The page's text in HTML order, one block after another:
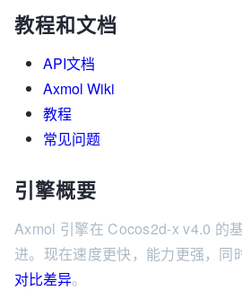
教程和文档
API文档
Axmol Wiki
教程
常见问题
引擎概要
Axmol 引擎在 Cocos2d-x v4.0 的
进。现在速度更快，能力更强，同
对比差异。